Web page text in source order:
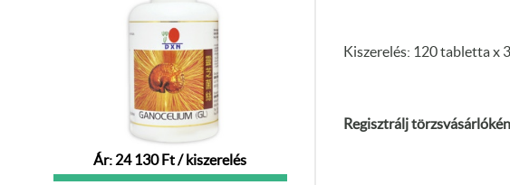
Ár: 24 130 Ft / kiszerelés
Kiszerelés: 120 tabletta x
Regisztrálj